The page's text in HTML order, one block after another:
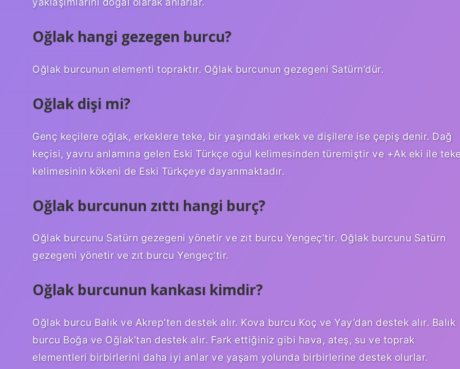
Oğlak hangi gezegen burcu?
Oğlak burcunun elementi topraktır. Oğlak burcunun gezegeni Satürn’dür.
Oğlak dişi mi?
Genç keçilere oğlak, erkeklere teke, bir yaşındaki erkek ve dişilere ise çepiş denir. Dağ
keçisi, yavru anlamına gelen Eski Türkçe oġul kelimesinden türemiştir ve +Ak eki ile
kelimesinin kökeni de Eski Türkçeye dayanmaktadır.
Oğlak burcunun zıttı hangi burç?
Oğlak burcunu Satürn gezegeni yönetir ve zıt burcu Yengeç’tir. Oğlak burcunu Satürn
gezegeni yönetir ve zıt burcu Yengeç’tir.
Oğlak burcunun kankası kimdir?
Oğlak burcu Balık ve Akrep’ten destek alır. Kova burcu Koç ve Yay’dan destek alır. Balık
burcu Boğa ve Oğlak’tan destek alır. Fark ettiğiniz gibi hava, ateş, su ve toprak
elementleri birbirlerini daha iyi anlar ve yaşam yolunda birbirlerine destek olurlar.